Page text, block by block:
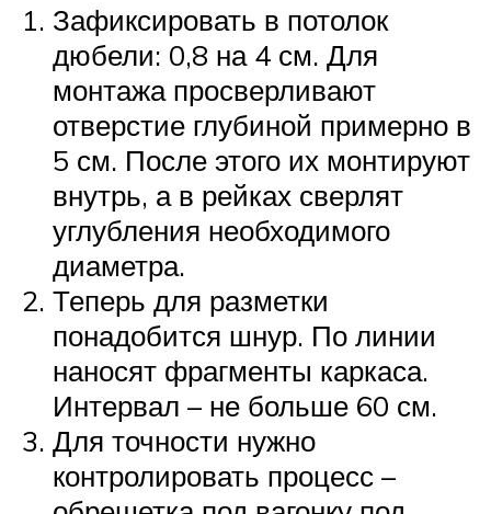
Зафиксировать в потолок
дюбели: 0,8 на 4 см. Для
монтажа просверливают
отверстие глубиной примерно в
5 см. После этого их монтируют
внутрь, а в рейках сверлят
углубления необходимого
диаметра.
Теперь для разметки
понадобится шнур. По линии
наносят фрагменты каркаса.
Интервал – не больше 60 см.
Для точности нужно
контролировать процесс –